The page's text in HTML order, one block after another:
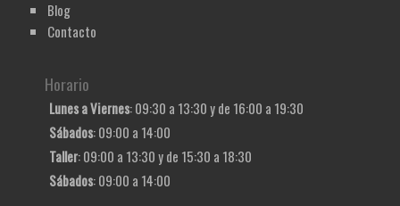
Blog
Contacto
Horario
Lunes a Viernes: 09:30 a 13:30 y de 16:00 a 19:30
Sábados: 09:00 a 14:00
Taller: 09:00 a 13:30 y de 15:30 a 18:30
Sábados: 09:00 a 14:00